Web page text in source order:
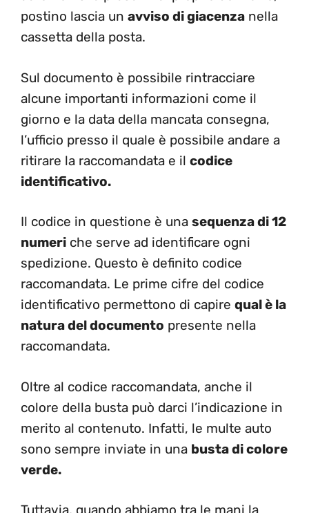
postino lascia un avviso di giacenza nella
cassetta della posta.
Sul documento è possibile rintracciare
alcune importanti informazioni come il
giorno e la data della mancata consegna,
l’ufficio presso il quale è possibile andare a
ritirare la raccomandata e il codice
identificativo.
Il codice in questione è una sequenza di 12
numeri che serve ad identificare ogni
spedizione. Questo è definito codice
raccomandata. Le prime cifre del codice
identificativo permettono di capire qual è la
natura del documento presente nella
raccomandata.
Oltre al codice raccomandata, anche il
colore della busta può darci l’indicazione in
merito al contenuto. Infatti, le multe auto
sono sempre inviate in una busta di colore
verde.